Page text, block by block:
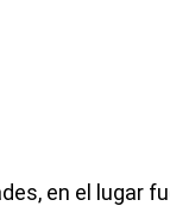
en el lugar